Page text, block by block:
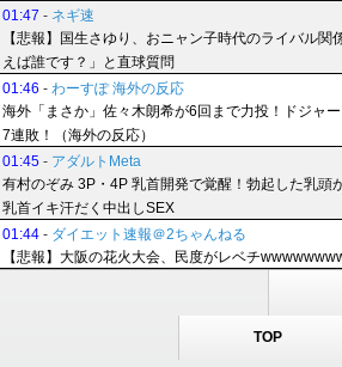
01:47 - ネギ速
【悲報】国生さゆり、おニャン子時代のライバル
えば誰です？」と直球質問
01:46 - わーすぽ 海外の反応
海外「まさか」佐々木朗希が6回まで力投！ドジャ
7連敗！（海外の反応）
01:45 - アダルトMeta
有村のぞみ 3P・4P 乳首開発で覚醒！勃起した乳頭
乳首イキ汗だく中出しSEX
01:44 - ダイエット速報＠2ちゃんねる
【悲報】大阪の花火大会、民度がレベチ
TOP